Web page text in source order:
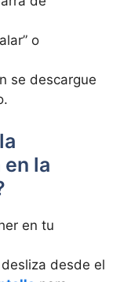
o
se descargue
la
en tu
desde el